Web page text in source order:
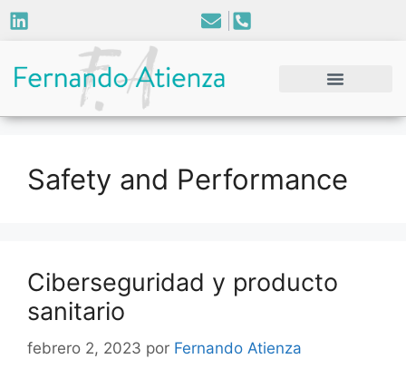
Safety and Performance
Ciberseguridad y producto
sanitario
febrero 2, 2023 por Fernando Atienza